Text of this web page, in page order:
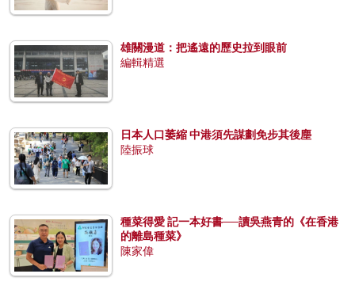
雄關漫道：把遙遠的歷史拉到眼前
編輯精選
日本人口萎縮 中港須先謀劃免步其後塵
陸振球
種菜得愛 記一本好書──讀吳燕青的《在香港
的離島種菜》
陳家偉